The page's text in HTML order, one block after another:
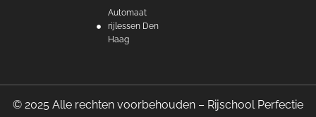
Automaat
rijlessen Den
Haag
© 2025 Alle rechten voorbehouden – Rijschool Perfectie